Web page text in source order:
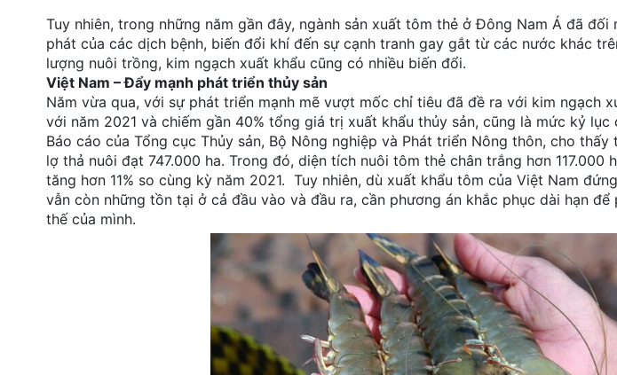
Tuy nhiên, trong những năm gần đây, ngành sản xuất tôm thẻ ở Đông Nam Á đã
phát của các dịch bệnh, biến đổi khí đến sự cạnh tranh gay gắt từ các nước khác
lượng nuôi trồng, kim ngạch xuất khẩu cũng có nhiều biến đổi.
Việt Nam – Đẩy mạnh phát triển thủy sản
Năm vừa qua, với sự phát triển mạnh mẽ vượt mốc chỉ tiêu đã đề ra với kim ngạch
với năm 2021 và chiếm gần 40% tổng giá trị xuất khẩu thủy sản, cũng là mức kỷ
Báo cáo của Tổng cục Thủy sản, Bộ Nông nghiệp và Phát triển Nông thôn, cho
lợ thả nuôi đạt 747.000 ha. Trong đó, diện tích nuôi tôm thẻ chân trắng hơn 117.000
tăng hơn 11% so cùng kỳ năm 2021. Tuy nhiên, dù xuất khẩu tôm của Việt Nam
vẫn còn những tồn tại ở cả đầu vào và đầu ra, cần phương án khắc phục dài hạn
thế của mình.